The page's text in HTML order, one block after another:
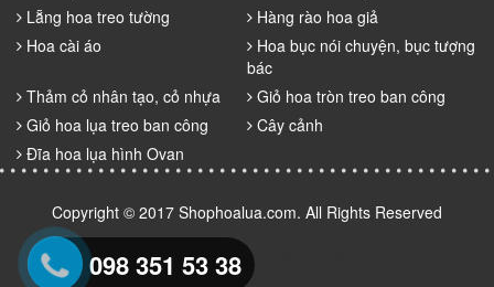
Lẵng hoa treo tường
Hàng rào hoa giả
Hoa cài áo
Hoa bục nói chuyện, bục tượng
bác
Thảm cỏ nhân tạo, cỏ nhựa
Giỏ hoa tròn treo ban công
Giỏ hoa lụa treo ban công
Cây cảnh
Đĩa hoa lụa hình Ovan
Copyright © 2017 Shophoalua.com. All Rights Reserved
098 351 53 38